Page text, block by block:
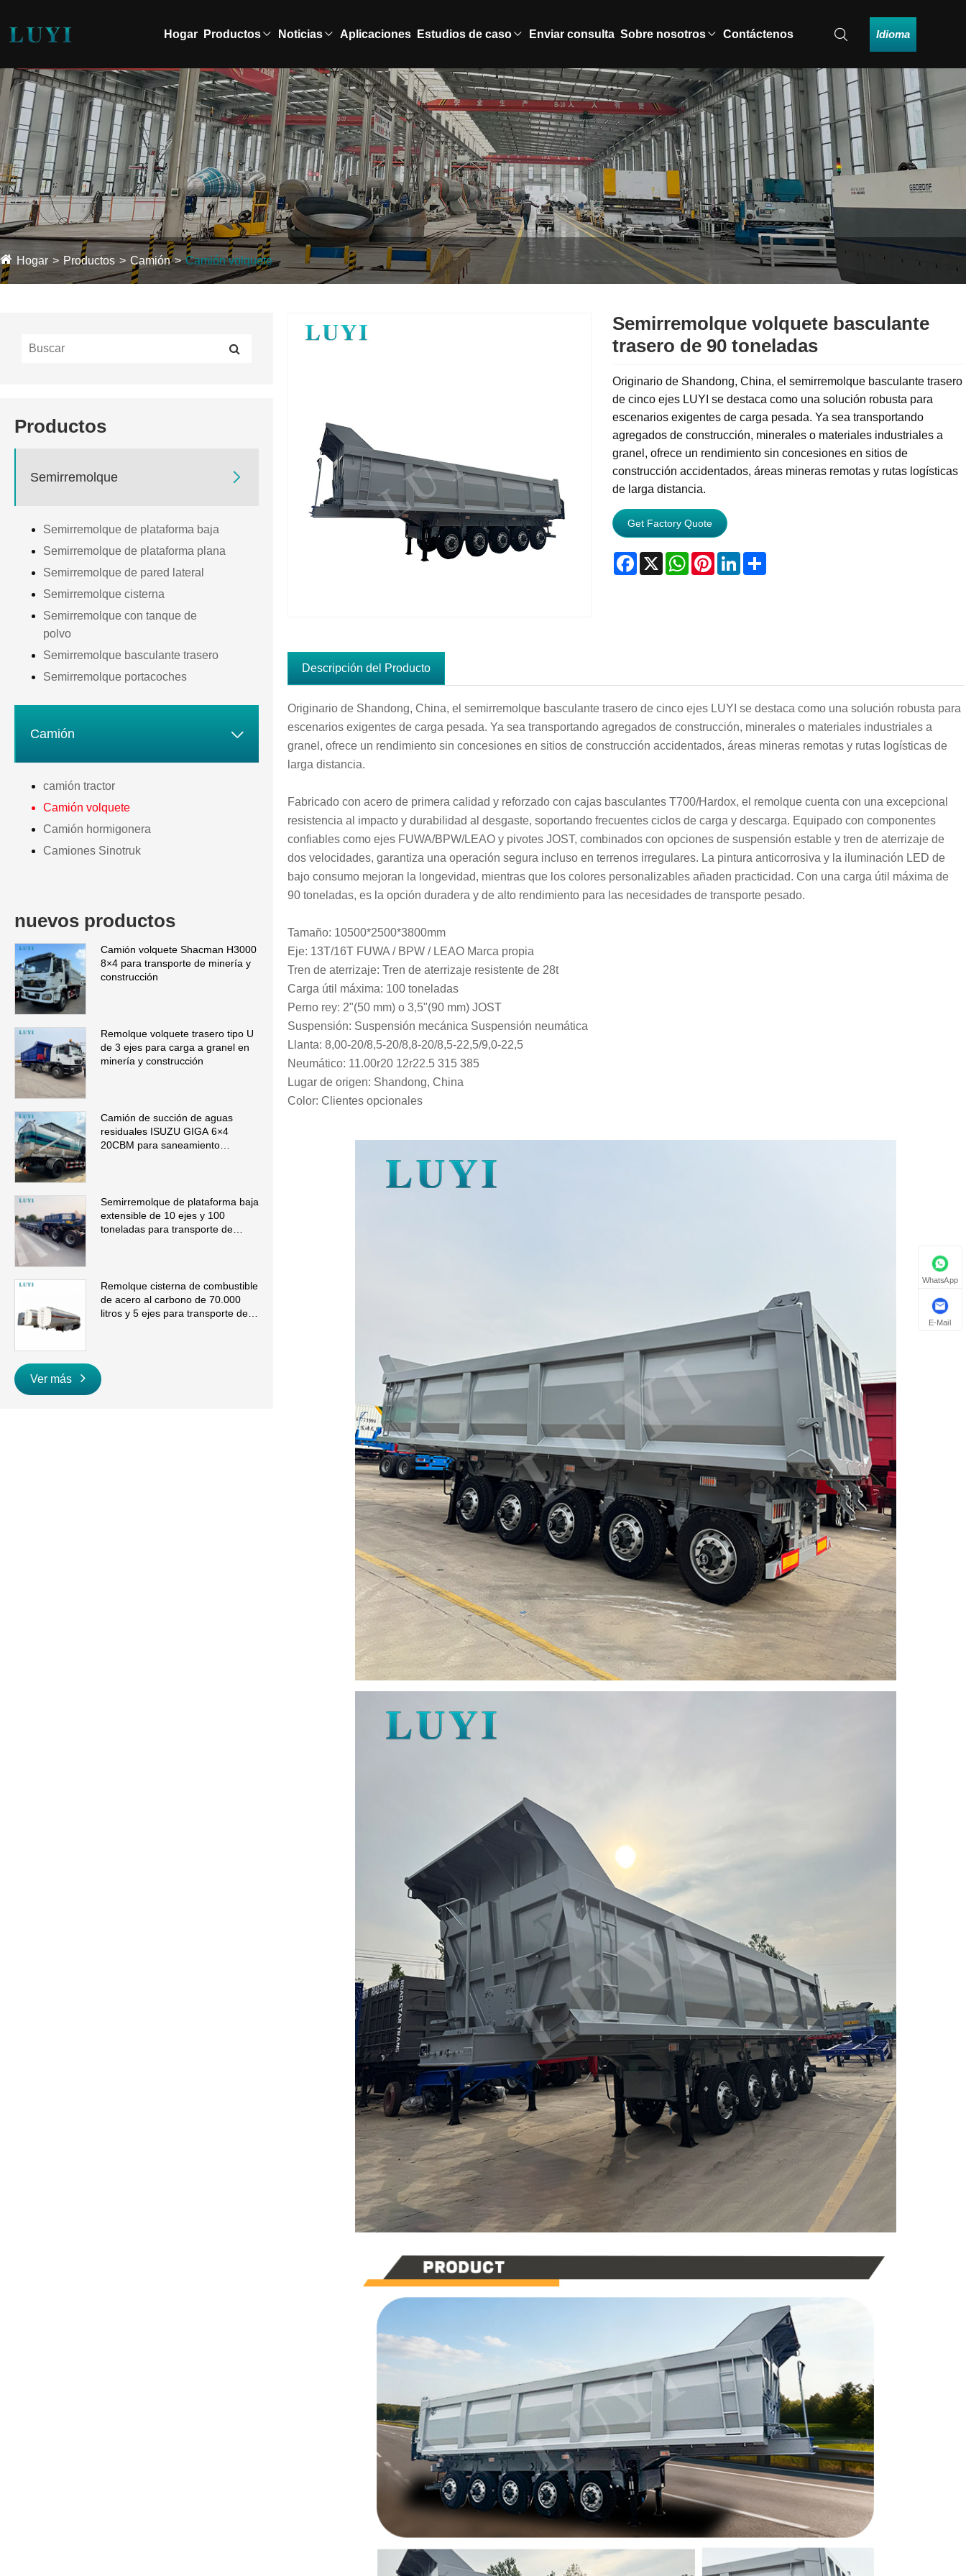
Hogar Productos Noticias Aplicaciones Estudios de caso Enviar consulta Sobre nosotros Contáctenos Idioma
Hogar Productos Camión Camión volquete
Productos
Semirremolque 
Semirremolque de plataforma baja
Semirremolque de plataforma plana
Semirremolque de pared lateral
Semirremolque cisterna
Semirremolque con tanque de
polvo
Semirremolque basculante trasero
Semirremolque portacoches
Camión 
camión tractor
Camión volquete
Camión hormigonera
Camiones Sinotruk
nuevos productos
Camión volquete Shacman H3000
8×4 para transporte de minería y
construcción
Remolque volquete trasero tipo U
de 3 ejes para carga a granel en
minería y construcción
Camión de succión de aguas
residuales ISUZU GIGA 6×4
20CBM para saneamiento
Semirremolque de plataforma baja
extensible de 10 ejes y 100
toneladas para transporte de
Remolque cisterna de combustible
de acero al carbono de 70.000
litros y 5 ejes para transporte de
Ver más
Semirremolque volquete basculante
trasero de 90 toneladas
Originario de Shandong, China, el semirremolque basculante trasero
de cinco ejes LUYI se destaca como una solución robusta para
escenarios exigentes de carga pesada. Ya sea transportando
agregados de construcción, minerales o materiales industriales a
granel, ofrece un rendimiento sin concesiones en sitios de
construcción accidentados, áreas mineras remotas y rutas logísticas
de larga distancia.
Get Factory Quote
Facebook
X WhatsApp
PinterestLinkedInShare
Descripción del Producto
Originario de Shandong, China, el semirremolque basculante trasero de cinco ejes LUYI se destaca como una solución robusta para
escenarios exigentes de carga pesada. Ya sea transportando agregados de construcción, minerales o materiales industriales a
granel, ofrece un rendimiento sin concesiones en sitios de construcción accidentados, áreas mineras remotas y rutas logísticas de
larga distancia.
Fabricado con acero de primera calidad y reforzado con cajas basculantes T700/Hardox, el remolque cuenta con una excepcional
resistencia al impacto y durabilidad al desgaste, soportando frecuentes ciclos de carga y descarga. Equipado con componentes
confiables como ejes FUWA/BPW/LEAO y pivotes JOST, combinados con opciones de suspensión estable y tren de aterrizaje de
dos velocidades, garantiza una operación segura incluso en terrenos irregulares. La pintura anticorrosiva y la iluminación LED de
bajo consumo mejoran la longevidad, mientras que los colores personalizables añaden practicidad. Con una carga útil máxima de
90 toneladas, es la opción duradera y de alto rendimiento para las necesidades de transporte pesado.
Tamaño: 10500*2500*3800mm
Eje: 13T/16T FUWA / BPW / LEAO Marca propia
Tren de aterrizaje: Tren de aterrizaje resistente de 28t
Carga útil máxima: 100 toneladas
Perno rey: 2"(50 mm) o 3,5"(90 mm) JOST
Suspensión: Suspensión mecánica Suspensión neumática
Llanta: 8,00-20/8,5-20/8,8-20/8,5-22,5/9,0-22,5
Neumático: 11.00r20 12r22.5 315 385
Lugar de origen: Shandong, China
Color: Clientes opcionales
WhatsApp
E-Mail